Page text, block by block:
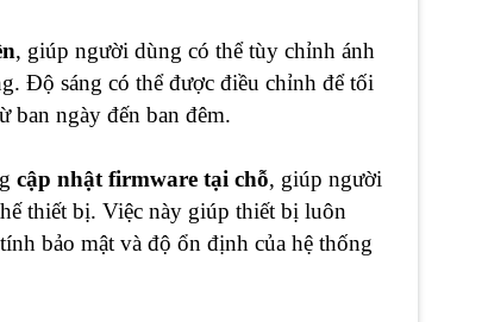
, giúp người dùng có thể tùy chỉnh ánh
Độ sáng có thể được điều chỉnh để tối
ban ngày đến ban đêm.
cập nhật firmware tại chỗ, giúp người
thiết bị. Việc này giúp thiết bị luôn
bảo mật và độ ổn định của hệ thống